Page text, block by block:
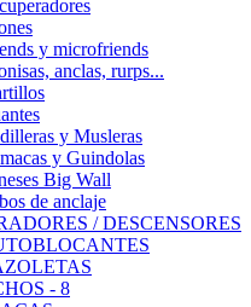
y microfriends
anclas, rurps...
y Musleras
y Guindolas
Big Wall
de anclaje
/ DESCENSORES
- 8